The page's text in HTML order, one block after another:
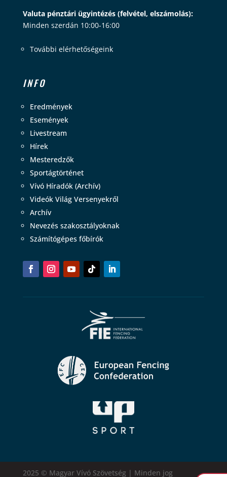
Valuta pénztári ügyintézés (felvétel, elszámolás):
Minden szerdán 10:00-16:00
További elérhetőségeink
INFO
Eredmények
Események
Livestream
Hírek
Mesteredzők
Sportágtörténet
Vívó Híradók (Archív)
Videók Világ Versenyekről
Archív
Nevezés szakosztályoknak
Számítógépes főbírók
2025 © Magyar Vívó Szövetség | Minden jog